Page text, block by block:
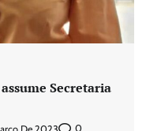
Secretaria
0